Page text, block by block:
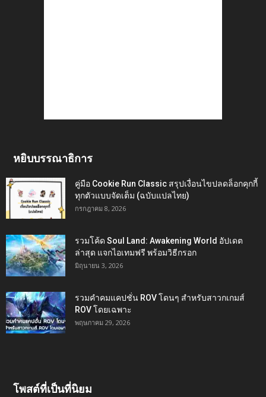
หยิบบรรณาธิการ
คู่มือ Cookie Run Classic สรุปเงื่อนไขปลดล็อกคุกกี้
ทุกตัวแบบจัดเต็ม (ฉบับแปลไทย)
กรกฎาคม 8, 2026
รวมโค้ด Soul Land: Awakening World อัปเดต
ล่าสุด แจกไอเทมฟรี พร้อมวิธีกรอก
มิถุนายน 3, 2026
รวมคำคมแคปชั่น ROV โดนๆ สำหรับสาวกเกมส์
ROV โดยเฉพาะ
พฤษภาคม 29, 2026
โพสต์ที่เป็นที่นิยม